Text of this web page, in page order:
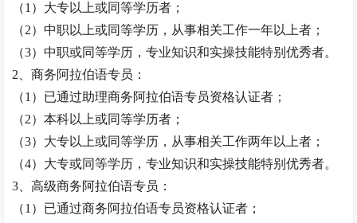
（1）大专以上或同等学历者；
（2）中职以上或同等学历，从事相关工作一年以上者 ；
（3）中职或同等学历，专业知识和实操技能特别优秀者。
2、商务阿拉伯语专员 ：
（1）已通过助理商务阿拉伯语专员资格认证者；
（2）本科以上或同等学历者；
（3）大专以上或同等学历，从事相关工作两年以上者 ；
（4）大专或同等学历，专业知识和实操技能特别优秀者。
3、高级商务阿拉伯语专员 ：
（1）已通过商务阿拉伯语专员资格认证者；